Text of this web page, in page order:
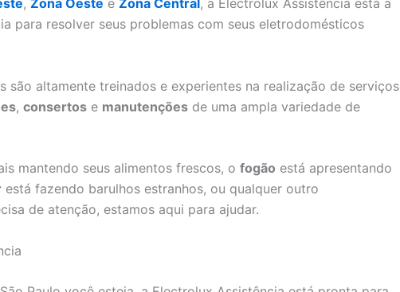
para resolver seus problemas com seus eletrodomésticos
são altamente treinados e experientes na realização de serviços
, consertos e manutenções de uma ampla variedade de
mantendo seus alimentos frescos, o fogão está apresentando
está fazendo barulhos estranhos, ou qualquer outro
de atenção, estamos aqui para ajudar.